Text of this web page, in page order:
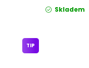
Skladem
TIP